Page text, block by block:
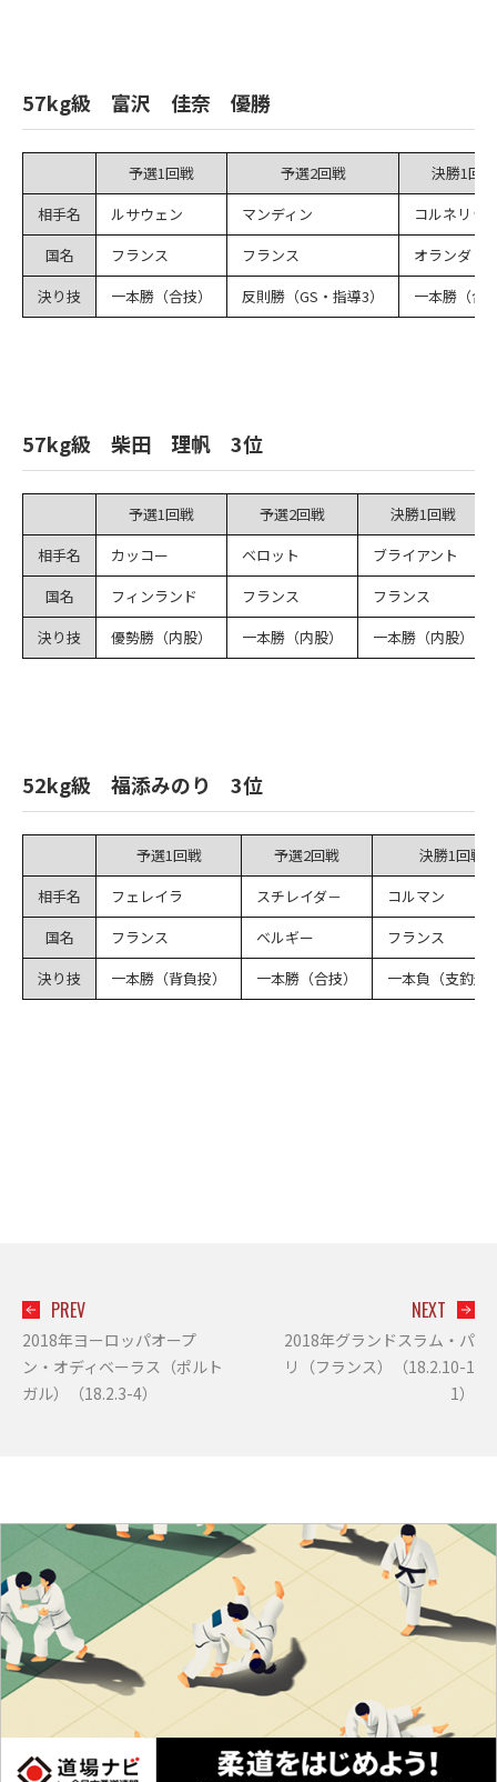
57kg級 富沢 佳奈 優勝
予選1回戦 予選2回戦
決勝1回戦
相手名
ルサウェン マンディン
コルネリッ
国名
フランス フランス
オランダ
決り技
一本勝（合技） 反則勝（GS・指導3） 一本勝（合
57kg級 柴田 理帆 3位
予選1回戦 予選2回戦
決勝1回戦
相手名
カッコー ベロット
ブライアント
国名
フィンランド フランス
フランス
決り技
優勢勝（内股） 一本勝（内股） 一本勝（内股）
52kg級 福添みのり 3位
予選1回戦 予選2回戦
決勝1回戦
相手名
フェレイラ スチレイダ－
コルマン
国名
フランス ベルギー
フランス
決り技
一本勝（背負投） 一本勝（合技） 一本負（支釣込
PREV
2018年ヨーロッパオープ
ン・オディベーラス（ポルト
ガル）（18.2.3-4）
NEXT
2018年グランドスラム・パ
リ（フランス）（18.2.10-1
1）